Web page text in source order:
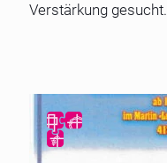
Verstärkung gesucht.